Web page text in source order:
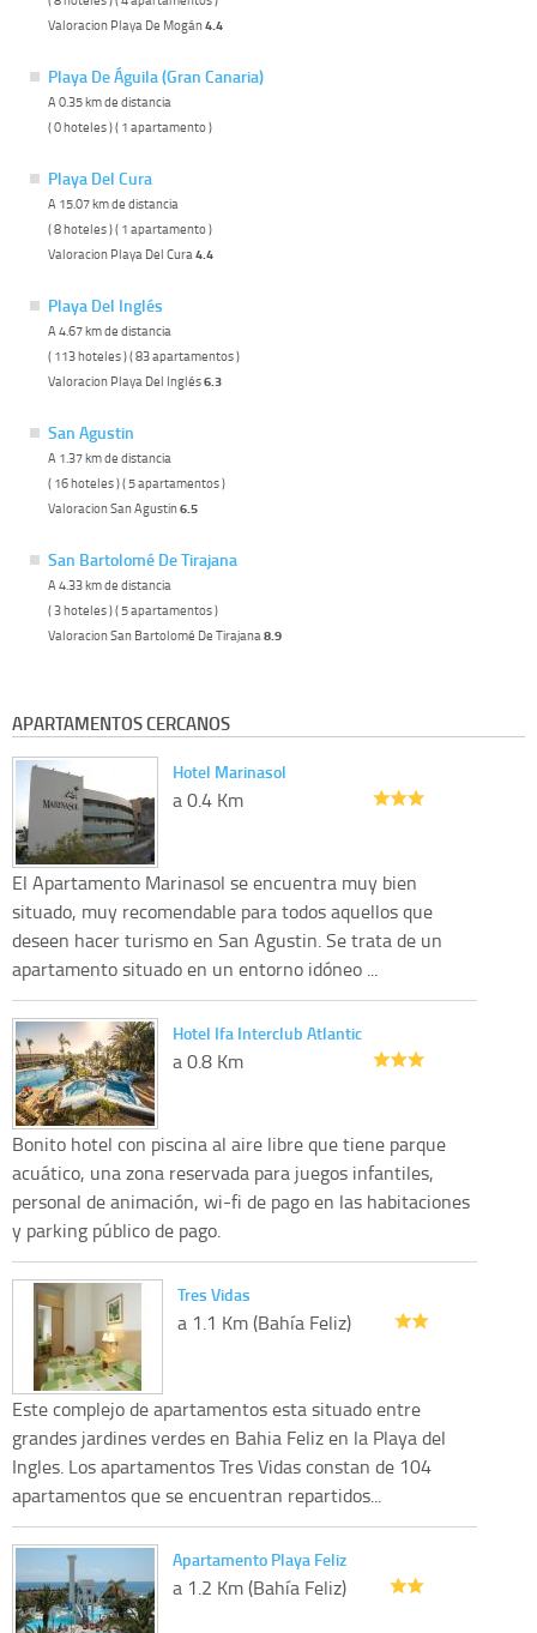
Valoracion Playa De Mogán4.4
Playa De Águila (Gran Canaria)
A 0.35 km de distancia
( 0 hoteles ) ( 1 apartamento )
Playa Del Cura
A 15.07 km de distancia
( 8 hoteles ) ( 1 apartamento )
Valoracion Playa Del Cura 4.4
Playa Del Inglés
A 4.67 km de distancia
( 113 hoteles ) ( 83 apartamentos )
Valoracion Playa Del Inglés6.3
San Agustin
A 1.37 km de distancia
( 16 hoteles ) ( 5 apartamentos )
Valoracion San Agustin6.5
San Bartolomé De Tirajana
A 4.33 km de distancia
( 3 hoteles ) ( 5 apartamentos )
Valoracion San Bartolomé De Tirajana 8.9
APARTAMENTOS CERCANOS
Hotel Marinasol
a 0.4 Km
El Apartamento Marinasol se encuentra muy bien
situado, muy recomendable para todos aquellos que
deseen hacer turismo en San Agustin. Se trata de un
apartamento situado en un entorno idóneo ...
Hotel Ifa Interclub Atlantic
a 0.8 Km
Bonito hotel con piscina al aire libre que tiene parque
acuático, una zona reservada para juegos infantiles,
personal de animación, wi-fi de pago en las habitaciones
y parking público de pago.
Tres Vidas
a 1.1 Km (Bahía Feliz)
Este complejo de apartamentos esta situado entre
grandes jardines verdes en Bahia Feliz en la Playa del
Ingles. Los apartamentos Tres Vidas constan de 104
apartamentos que se encuentran repartidos...
Apartamento Playa Feliz
a 1.2 Km (Bahía Feliz)